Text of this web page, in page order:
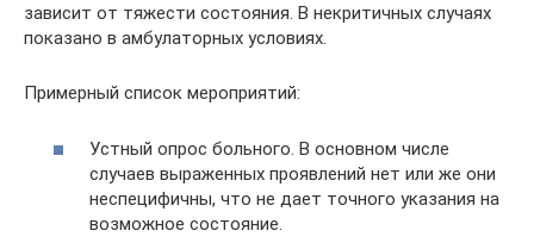
зависит от тяжести состояния. В некритичных случаях
показано в амбулаторных условиях.
Примерный список мероприятий:
Устный опрос больного. В основном числе
случаев выраженных проявлений нет или же они
неспецифичны, что не дает точного указания на
возможное состояние.